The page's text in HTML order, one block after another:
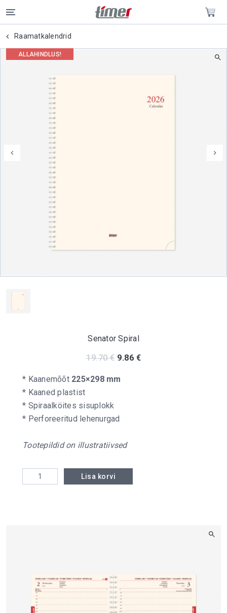
Raamatkalendrid
ALLAHINDLUS!
Senator Spiral
19.70€ Original price was: 19.70 €.
9.86 €Current price is: 9.86
* Kaanemõõt 225×298 mm
* Kaaned plastist
* Spiraalköites sisuplokk
* Perforeeritud lehenurgad
Tootepildid on illustratiivsed
Senator Spiral kogusLisa korvi